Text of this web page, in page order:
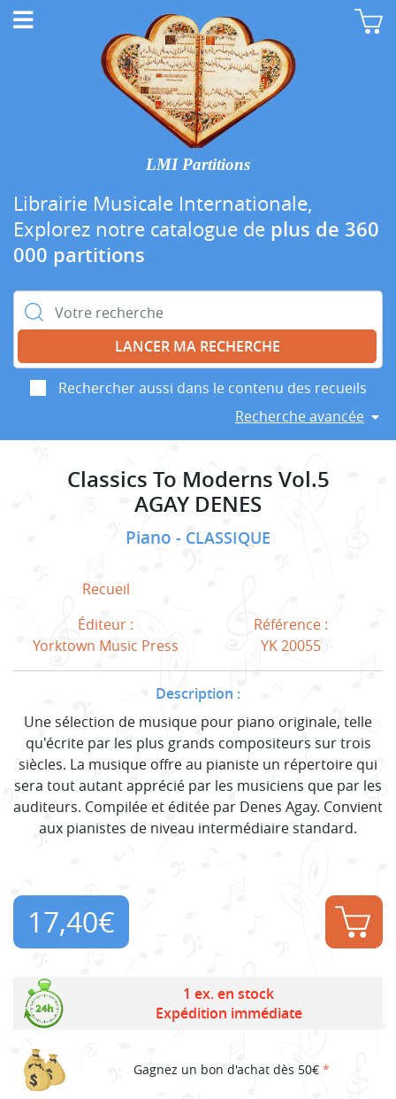
LMI Partitions
Librairie Musicale Internationale,
Explorez notre catalogue de plus de 360
000 partitions
Rechercher :
Rechercher aussi dans le contenu des recueils
Recherche avancée
Classics To Moderns Vol.5
AGAY DENES
Piano CLASSIQUE
Recueil
Éditeur :
Yorktown Music Press
Référence :
YK 20055
Description :
Une sélection de musique pour piano originale, telle
qu'écrite par les plus grands compositeurs sur trois
siècles. La musique offre au pianiste un répertoire qui
sera tout autant apprécié par les musiciens que par les
auditeurs. Compilée et éditée par Denes Agay. Convient
aux pianistes de niveau intermédiaire standard.
17,40€
1 ex. en stock
Expédition immédiate
Gagnez un bon d'achat dès 50€ *